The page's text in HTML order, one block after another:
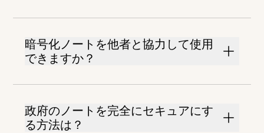
暗号化ノートを他者と協力して使用
できますか？
政府のノートを完全にセキュアにす
る方法は？